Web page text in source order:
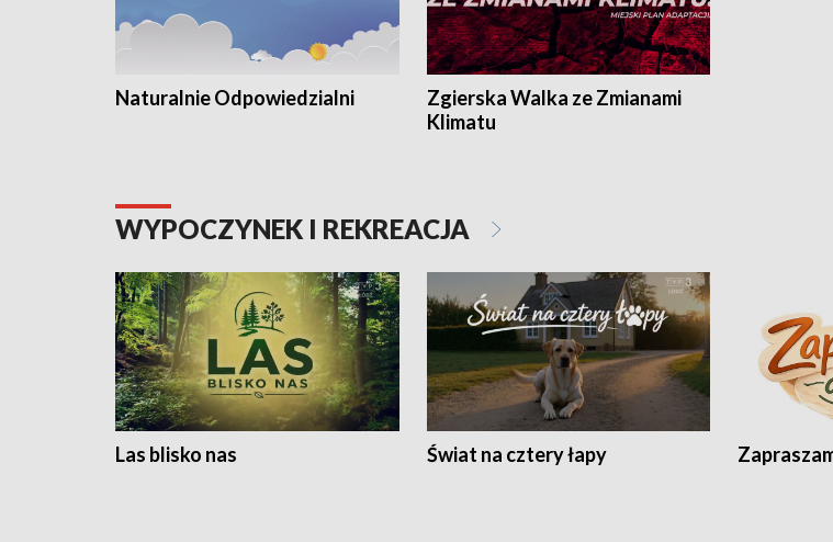
Naturalnie Odpowiedzialni
Zgierska Walka ze Zmianami
Klimatu
WYPOCZYNEK I REKREACJA
Las blisko nas Świat na cztery łapy